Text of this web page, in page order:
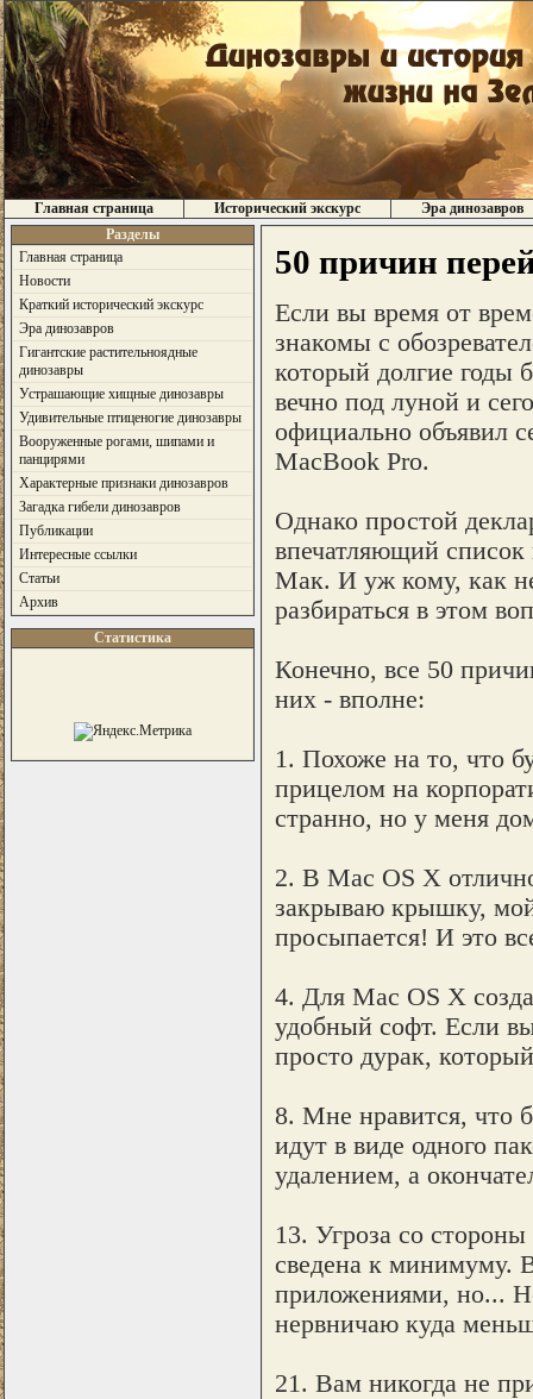
Главная страница Исторический экскурс
Эра динозавров
Разделы
Главная страница
Новости
Краткий исторический экскурс
Эра динозавров
Гигантские растительноядные
динозавры
Устрашающие хищные динозавры
Удивительные птиценогие динозавры
Вооруженные рогами, шипами и
панцирями
Характерные признаки динозавров
Загадка гибели динозавров
Публикации
Интересные ссылки
Статьи
Архив
Статистика
50 причин
Если вы время от
знакомы с
который долгие годы
вечно под луной и
официально объявил
MacBook Pro.
Однако простой
впечатляющий список
Мак. И уж кому, как
разбираться в этом
Конечно, все 50
них - вполне:
1. Похоже на то, что
прицелом на
странно, но у меня
2. В Mac OS X
закрываю крышку,
просыпается! И это
4. Для Mac OS X
удобный софт. Если
просто дурак,
8. Мне нравится, что
идут в виде одного
удалением, а
13. Угроза со
сведена к минимуму.
приложениями, но...
нервничаю куда
21. Вам никогда не